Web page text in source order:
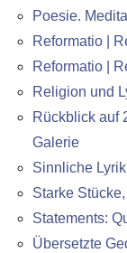
Poesie.
Reformatio |
Reformatio |
Religion und
Rückblick auf
Galerie
Sinnliche Lyrik
Starke
Statements:
Übersetzte